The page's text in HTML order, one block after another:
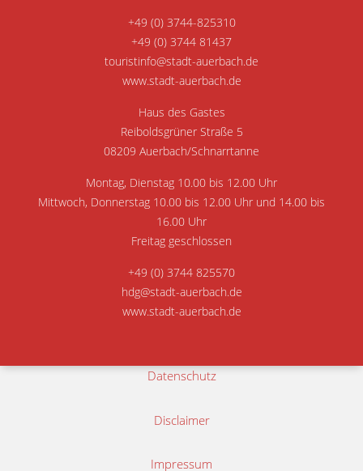
+49 (0) 3744-825310
+49 (0) 3744 81437
touristinfo@stadt-auerbach.de
www.stadt-auerbach.de
Haus des Gastes
Reiboldsgrüner Straße 5
08209 Auerbach/Schnarrtanne
Montag, Dienstag 10.00 bis 12.00 Uhr
Mittwoch, Donnerstag 10.00 bis 12.00 Uhr und 14.00 bis
16.00 Uhr
Freitag geschlossen
+49 (0) 3744 825570
hdg@stadt-auerbach.de
www.stadt-auerbach.de
Datenschutz
Disclaimer
Impressum